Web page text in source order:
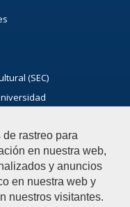
rastreo para
en nuestra web,
y anuncios
en nuestra web y
nuestros visitantes.
(SEC)
hará en caso de querer
como incidencia,